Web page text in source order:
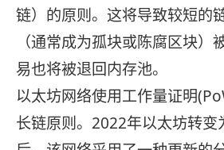
链）的原则。这将导致较短的
（通常成为孤块或陈腐区块）
易也将被退回内存池。
以太坊网络使用工作量证明
长链原则。2022年以太坊转变